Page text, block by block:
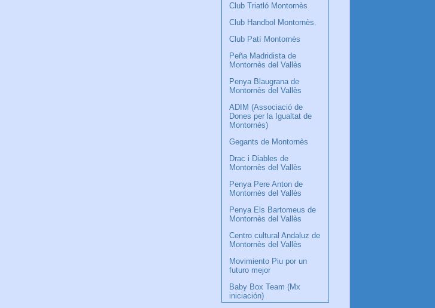
Club Triatló Montornès
Club Handbol Montornès.
Club Patí Montornès
Peña Madridista de
Montornès del Vallès
Penya Blaugrana de
Montornès del Vallès
ADIM (Associació de
Dones per la Igualtat de
Montornès)
Gegants de Montornès
Drac i Diables de
Montornès del Vallès
Penya Pere Anton de
Montornès del Vallès
Penya Els Bartomeus de
Montornès del Vallès
Centro cultural Andaluz de
Montornès del Vallès
Movimiento Piu por un
futuro mejor
Baby Box Team (Mx
iniciación)